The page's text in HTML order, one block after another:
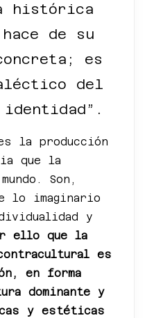
histórica
de su
es
del
la producción
que la
Son,
lo imaginario
y
ello que la
es
en forma
dominante y
y estéticas